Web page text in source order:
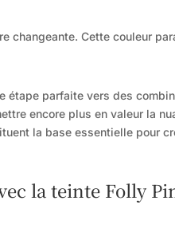
changeante. Cette couleur
étape parfaite vers des
encore plus en valeur la
la base essentielle pour
la teinte Folly